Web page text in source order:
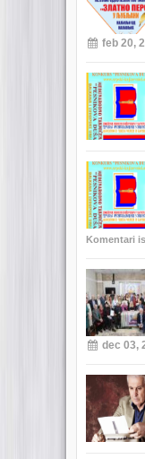
feb 20,
Komentari
dec 03,